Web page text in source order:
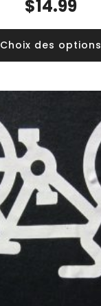
$14.99
Choix des options